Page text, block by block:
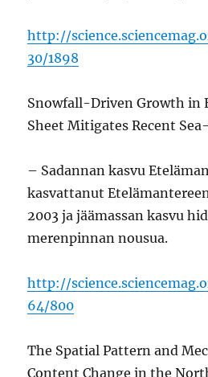
http://
30/1898
Snowfall-Driven Growth in
Sheet Mitigates Recent
– Sadannan kasvu
kasvattanut
2003 ja jäämassan kasvu
merenpinnan nousua.
http://
64/800
The Spatial Pattern and
Content Change in the